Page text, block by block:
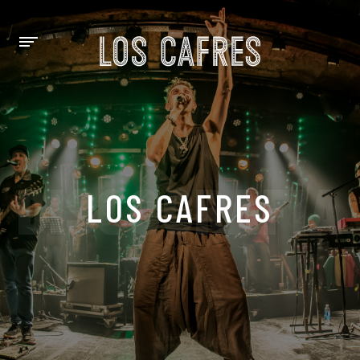
LOS CAFRES
DISCOGRAFÍA